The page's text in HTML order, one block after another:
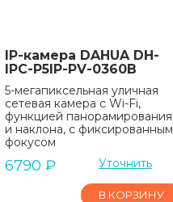
IP-камера DAHUA DH-
IPC-P5IP-PV-0360B
5-мегапиксельная уличная
сетевая камера с Wi-Fi,
функцией панорамирования
и наклона, с фиксированным
фокусом
6790 ₽ Уточнить
В КОРЗИНУ